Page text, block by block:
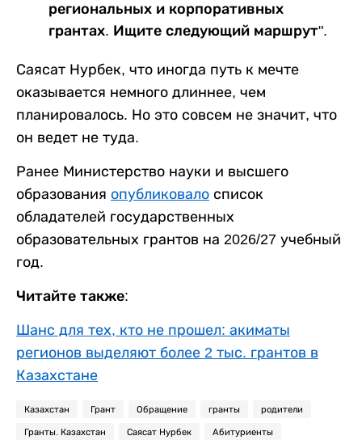
региональных и корпоративных
грантах. Ищите следующий маршрут".
Саясат Нурбек, что иногда путь к мечте
оказывается немного длиннее, чем
планировалось. Но это совсем не значит, что
он ведет не туда.
Ранее Министерство науки и высшего
образования опубликовало список
обладателей государственных
образовательных грантов на 2026/27 учебный
год.
Читайте также:
Шанс для тех, кто не прошел: акиматы
регионов выделяют более 2 тыс. грантов в
Казахстане
Казахстан Грант Обращение гранты родители
Гранты. Казахстан Саясат Нурбек Абитуриенты